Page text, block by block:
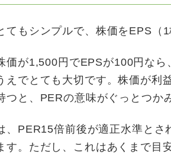
もシンプルで、株価をEPS（1
が1,500円でEPSが100円なら
えでとても大切です。株価が
つと、PERの意味がぐっとつか
PER15倍前後が適正水準とさ
す。ただし、これはあくまで目